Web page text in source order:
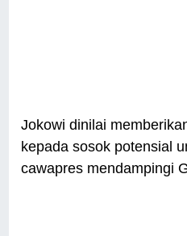
Jokowi dinilai
kepada sosok potensial
cawapres mendampingi